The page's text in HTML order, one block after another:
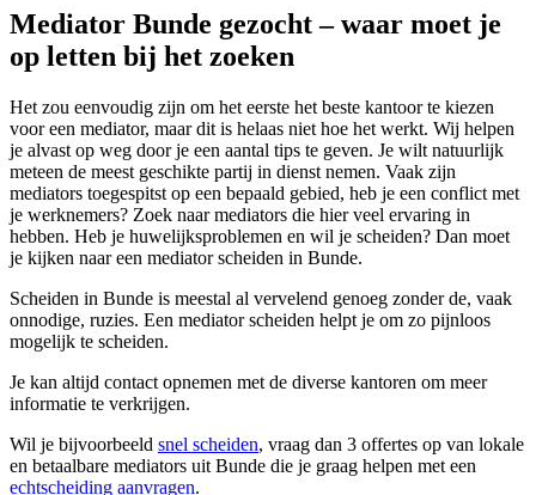
Mediator Bunde gezocht – waar moet je
op letten bij het zoeken
Het zou eenvoudig zijn om het eerste het beste kantoor te kiezen
voor een mediator, maar dit is helaas niet hoe het werkt. Wij helpen
je alvast op weg door je een aantal tips te geven. Je wilt natuurlijk
meteen de meest geschikte partij in dienst nemen. Vaak zijn
mediators toegespitst op een bepaald gebied, heb je een conflict met
je werknemers? Zoek naar mediators die hier veel ervaring in
hebben. Heb je huwelijksproblemen en wil je scheiden? Dan moet
je kijken naar een mediator scheiden in Bunde.
Scheiden in Bunde is meestal al vervelend genoeg zonder de, vaak
onnodige, ruzies. Een mediator scheiden helpt je om zo pijnloos
mogelijk te scheiden.
Je kan altijd contact opnemen met de diverse kantoren om meer
informatie te verkrijgen.
Wil je bijvoorbeeld snel scheiden, vraag dan 3 offertes op van lokale
en betaalbare mediators uit Bunde die je graag helpen met een
echtscheiding aanvragen.